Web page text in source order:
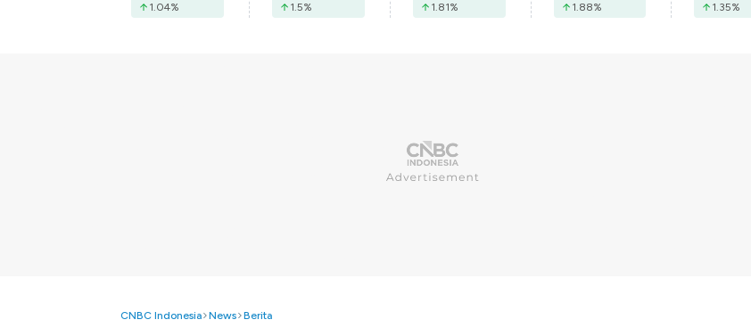
1.04% 1.5% 1.81% 1.88% 1.35%
CNBC Indonesia News Berita